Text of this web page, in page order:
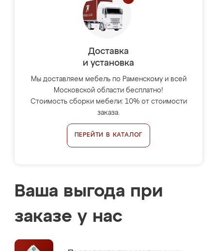
Доставка
и установка
Мы доставляем мебель по Раменскому и всей
Московской области бесплатно!
Стоимость сборки мебели: 10% от стоимости
заказа.
ПЕРЕЙТИ В КАТАЛОГ
Ваша выгода при
заказе у нас